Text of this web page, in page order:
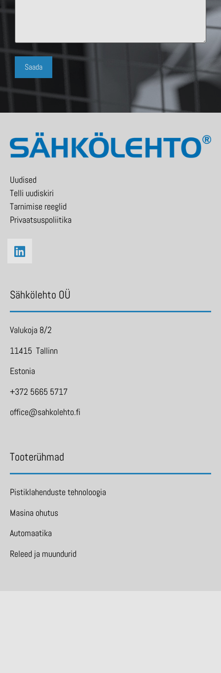
Uudised
Telli uudiskiri
Tarnimise reeglid
Privaatsuspoliitika
Sähkölehto OÜ
Valukoja 8/2
11415 Tallinn
Estonia
+372 5665 5717
office@sahkolehto.fi
Tooterühmad
Pistiklahenduste tehnoloogia
Masina ohutus
Automaatika
Releed ja muundurid